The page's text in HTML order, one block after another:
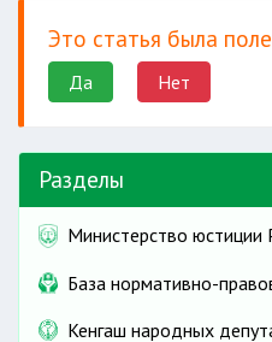
Это статья была
Да Нет
Разделы
Министерство юстиции
База нормативно-
Кенгаш народных